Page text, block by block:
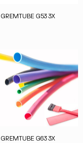
GREMTUBE G53 3X
GREMTUBE G63 3X